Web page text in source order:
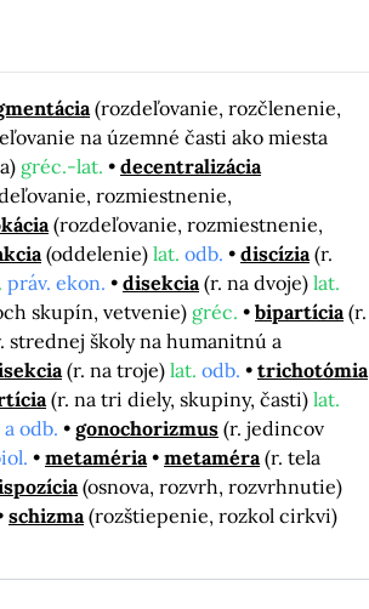
(rozdeľovanie, rozčlenenie,
na územné časti ako miesta
gréc.-lat.
decentralizácia
rozmiestnenie,
(rozdeľovanie, rozmiestnenie,
(oddelenie) lat. odb. discízia (r.
práv. ekon. disekcia (r. na dvoje) lat.
skupín, vetvenie) gréc. bipartícia (r.
školy na humanitnú a
(r. na troje) lat. odb.
trichotómia
(r. na tri diely, skupiny, časti) lat.
odb. gonochorizmus (r. jedincov
metaméria metaméra (r. tela
(osnova, rozvrh, rozvrhnutie)
schizma (rozštiepenie, rozkol cirkvi)